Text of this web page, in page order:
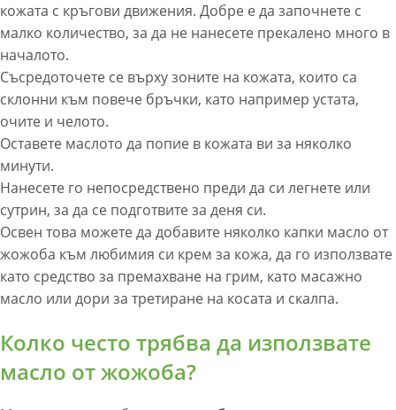
кожата с кръгови движения. Добре е да започнете с
малко количество, за да не нанесете прекалено много в
началото.
Съсредоточете се върху зоните на кожата, които са
склонни към повече бръчки, като например устата,
очите и челото.
Оставете маслото да попие в кожата ви за няколко
минути.
Нанесете го непосредствено преди да си легнете или
сутрин, за да се подготвите за деня си.
Освен това можете да добавите няколко капки масло от
жожоба към любимия си крем за кожа, да го използвате
като средство за премахване на грим, като масажно
масло или дори за третиране на косата и скалпа.
Колко често трябва да използвате
масло от жожоба?